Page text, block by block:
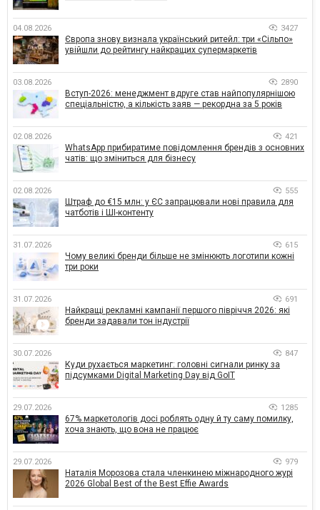
04.08.2026 3427
Європа знову визнала український ритейл: три «Сільпо»
увійшли до рейтингу найкращих супермаркетів
03.08.2026 2890
Вступ-2026: менеджмент вдруге став найпопулярнішою
спеціальністю, а кількість заяв — рекордна за 5 років
02.08.2026 421
WhatsApp прибиратиме повідомлення брендів з основних
чатів: що зміниться для бізнесу
02.08.2026 555
Штраф до €15 млн: у ЄС запрацювали нові правила для
чатботів і ШІ-контенту
31.07.2026 615
Чому великі бренди більше не змінюють логотипи кожні
три роки
31.07.2026 691
Найкращі рекламні кампанії першого півріччя 2026: які
бренди задавали тон індустрії
30.07.2026 847
Куди рухається маркетинг: головні сигнали ринку за
підсумками Digital Marketing Day від GoIT
29.07.2026 1285
67% маркетологів досі роблять одну й ту саму помилку,
хоча знають, що вона не працює
29.07.2026 979
Наталія Морозова стала членкинею міжнародного журі
2026 Global Best of the Best Effie Awards